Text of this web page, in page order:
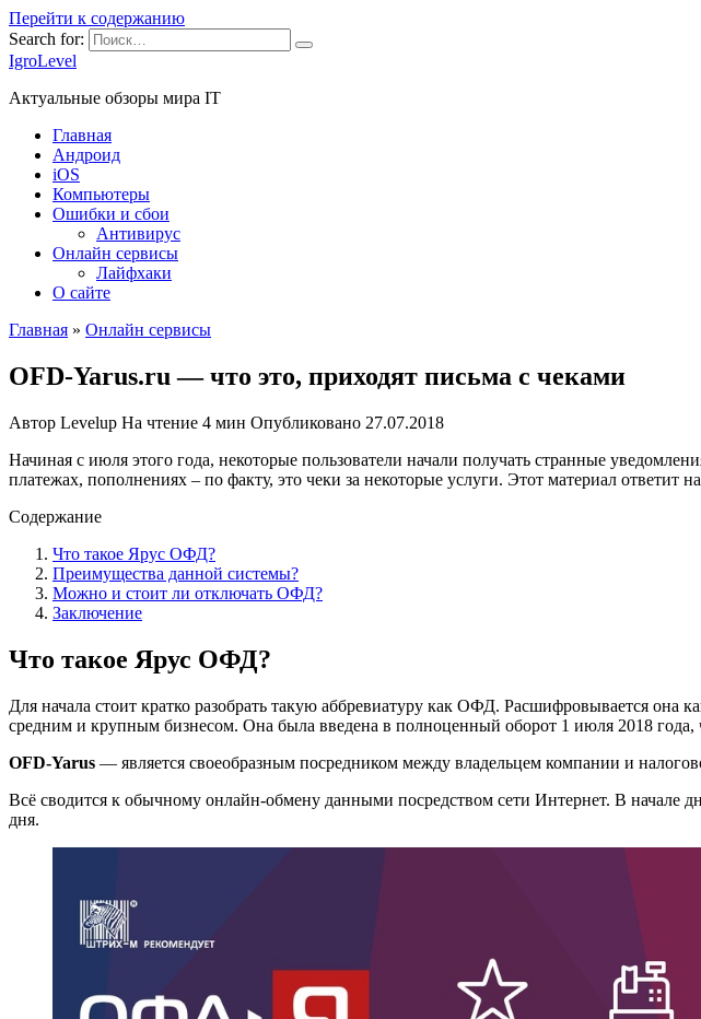
Перейти к содержанию
Search for:
IgroLevel
Актуальные обзоры мира IT
Главная
Андроид
iOS
Компьютеры
Ошибки и сбои
Антивирус
Онлайн сервисы
Лайфхаки
О сайте
Главная » Онлайн сервисы
OFD-Yarus.ru — что это, приходят письма с чеками
Автор Levelup На чтение 4 мин Опубликовано 27.07.2018
Начиная с июля этого года, некоторые пользователи начали получать странные
платежах, пополнениях – по факту, это чеки за некоторые услуги. Этот материал ответит
Содержание
Что такое Ярус ОФД?
Преимущества данной системы?
Можно и стоит ли отключать ОФД?
Заключение
Что такое Ярус ОФД?
Для начала стоит кратко разобрать такую аббревиатуру как ОФД. Расшифровывается
средним и крупным бизнесом. Она была введена в полноценный оборот 1 июля 2018 года,
OFD-Yarus — является своеобразным посредником между владельцем компании и
Всё сводится к обычному онлайн-обмену данными посредством сети Интернет. В начале
дня.